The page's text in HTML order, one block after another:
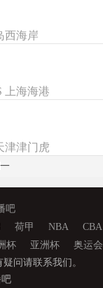
西海岸
上海海港
津津门虎
吧
荷甲 NBA CBA
杯 亚洲杯
奥运会
问请联系我们。
吧